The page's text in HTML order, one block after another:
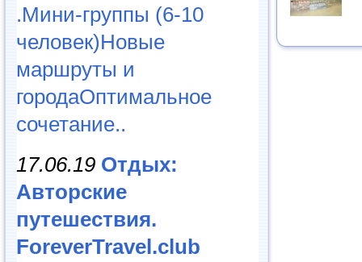
.Мини-группы (6-10
человек)Новые
маршруты и
городаОптимальное
сочетание..
17.06.19 Отдых:
Авторские
путешествия.
ForeverTravel.club